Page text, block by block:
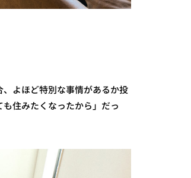
よほど特別な事情があるか投
住みたくなったから」だっ